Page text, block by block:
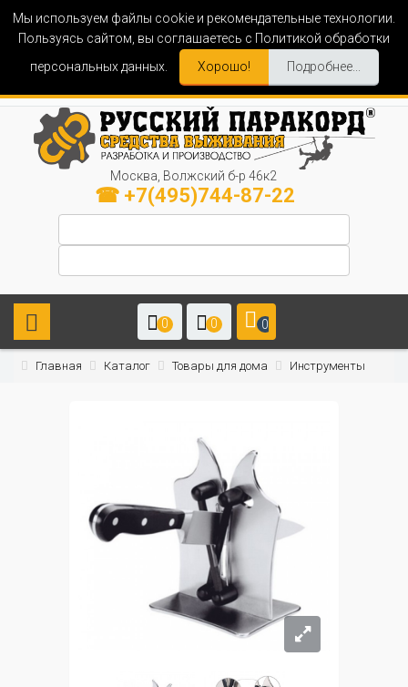
Мы используем файлы cookie и рекомендательные технологии.
Пользуясь сайтом, вы соглашаетесь с Политикой обработки
персональных данных.
Хорошо! Подробнее...
Москва, Волжский б-р 46к2
☎ +7(495)744-87-22
0 0 0
Главная Каталог Товары для дома Инструменты